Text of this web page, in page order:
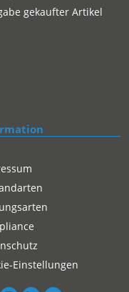
gekaufter Artikel
Einstellungen